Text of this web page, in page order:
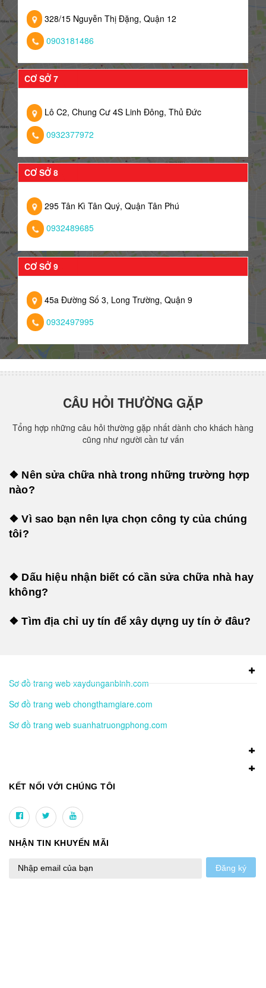
328/15 Nguyễn Thị Đặng, Quận 12
0903181486
CƠ SỞ 7
Lô C2, Chung Cư 4S Linh Đông, Thủ Đức
0932377972
CƠ SỞ 8
295 Tân Kì Tân Quý, Quận Tân Phú
0932489685
CƠ SỞ 9
45a Đường Số 3, Long Trường, Quận 9
0932497995
CÂU HỎI THƯỜNG GẶP
Tổng hợp những câu hỏi thường gặp nhất dành cho khách hàng
cũng như người cần tư vấn
❖ Nên sửa chữa nhà trong những trường hợp
nào?
❖ Vì sao bạn nên lựa chọn công ty của chúng
tôi?
❖ Dấu hiệu nhận biết có cần sửa chữa nhà hay
không?
❖ Tìm địa chỉ uy tín để xây dựng uy tín ở đâu?
Sơ đồ trang web xaydunganbinh.com
Sơ đồ trang web chongthamgiare.com
Sơ đồ trang web suanhatruongphong.com
KẾT NỐI VỚI CHÚNG TÔI
NHẬN TIN KHUYẾN MÃI
Đăng ký